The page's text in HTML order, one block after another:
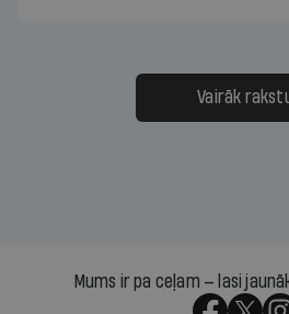
Vairāk
Mums ir pa ceļam — lasi